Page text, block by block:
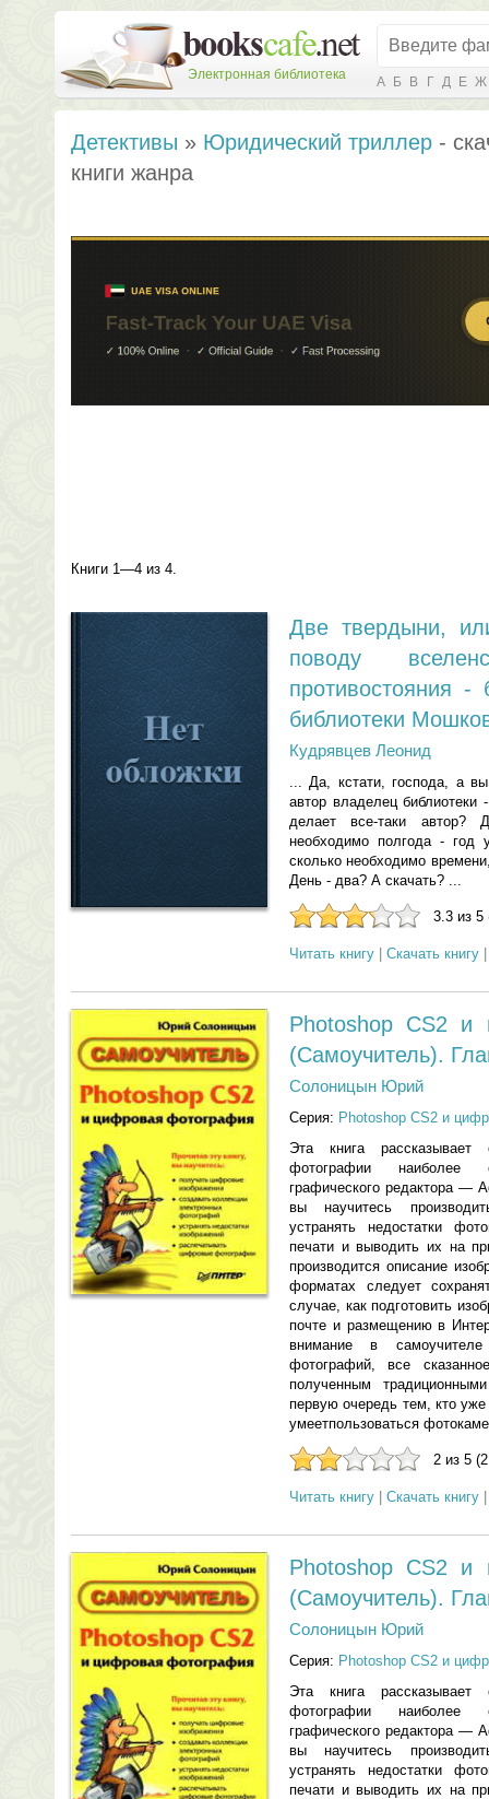
Электронная библиотека А Б В Г Д Е Ж
Детективы » Юридический триллер -
книги жанра
Книги 1—4 из 4.
Две твердыни,
поводу
противостояния -
библиотеки
Кудрявцев Леонид
... Да, кстати, господа, а
автор владелец библиотеки
делает все-таки автор?
необходимо полгода - год
сколько необходимо
День - два? А скачать? ...
3.3 из 5
Читать книгу Скачать книгу
Photoshop CS2 и
(Самоучитель).
Солоницын Юрий
Серия: Photoshop CS2 и
Эта книга
фотографии наиболее
графического редактора —
вы научитесь
устранять недостатки
печати и выводить их на
производится описание
форматах следует
случае, как подготовить
почте и размещению в
внимание в
фотографий, все
полученным
первую очередь тем, кто
умеетпользоваться
2 из 5
Читать книгу Скачать книгу
Photoshop CS2 и
(Самоучитель).
Солоницын Юрий
Серия: Photoshop CS2 и
Эта книга
фотографии наиболее
графического редактора —
вы научитесь
устранять недостатки
печати и выводить их на